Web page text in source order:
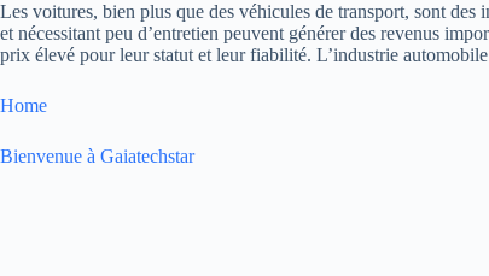
Les voitures, bien plus que des véhicules de transport, sont
et nécessitant peu d’entretien peuvent générer des revenus
prix élevé pour leur statut et leur fiabilité. L’industrie
Home
Bienvenue à Gaiatechstar